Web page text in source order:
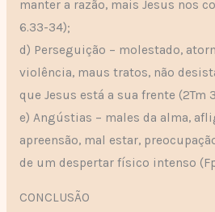
manter a razão, mais Jesus nos
6.33-34);
d) Perseguição – molestado,
violência, maus tratos, não
que Jesus está a sua frente (2Tm
e) Angústias – males da alma,
apreensão, mal estar,
de um despertar físico intenso
CONCLUSÃO